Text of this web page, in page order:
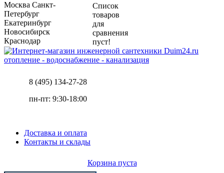
Москва Санкт-
Петербург
Екатеринбург
Новосибирск
Краснодар
Список
товаров
для
сравнения
пуст!
отопление - водоснабжение - канализация
8 (495) 134-27-28
пн-пт: 9:30-18:00
Доставка и оплата
Контакты и склады
Корзина пуста